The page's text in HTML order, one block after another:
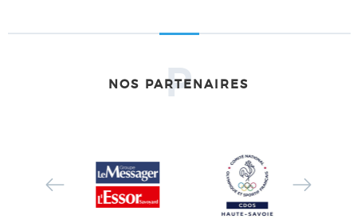
NOS PARTENAIRES
P